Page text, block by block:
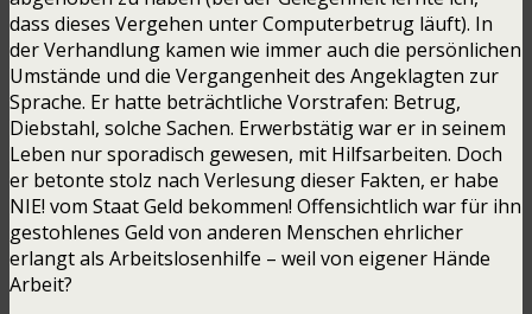
dass dieses Vergehen unter Computerbetrug läuft). In
der Verhandlung kamen wie immer auch die persönlichen
Umstände und die Vergangenheit des Angeklagten zur
Sprache. Er hatte beträchtliche Vorstrafen: Betrug,
Diebstahl, solche Sachen. Erwerbstätig war er in seinem
Leben nur sporadisch gewesen, mit Hilfsarbeiten. Doch
er betonte stolz nach Verlesung dieser Fakten, er habe
NIE! vom Staat Geld bekommen! Offensichtlich war für ihn
gestohlenes Geld von anderen Menschen ehrlicher
erlangt als Arbeitslosenhilfe – weil von eigener Hände
Arbeit?